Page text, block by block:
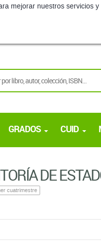
mejorar nuestros servicios
GRADOS CUID
DE
cuatrimestre